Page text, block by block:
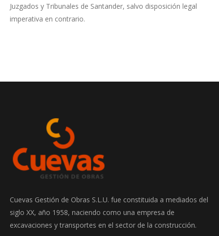
Juzgados y Tribunales de Santander, salvo disposición legal
imperativa en contrario.
Cuevas Gestión de Obras S.L.U. fue constituida a mediados del
siglo XX, año 1958, naciendo como una empresa de
excavaciones y transportes en el sector de la construcción.